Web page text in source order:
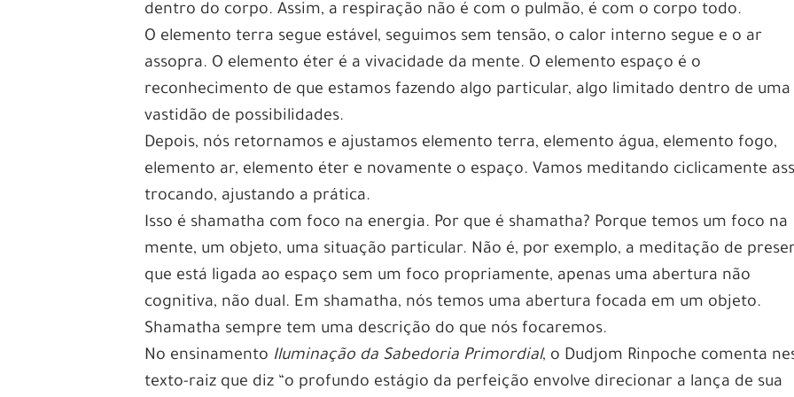
dentro do corpo. Assim, a respiração não é com o pulmão, é com o corpo todo.
O elemento terra segue estável, seguimos sem tensão, o calor interno segue e o ar
assopra. O elemento éter é a vivacidade da mente. O elemento espaço é o
reconhecimento de que estamos fazendo algo particular, algo limitado dentro de uma
vastidão de possibilidades.
Depois, nós retornamos e ajustamos elemento terra, elemento água, elemento fogo,
elemento ar, elemento éter e novamente o espaço. Vamos meditando ciclicamente
trocando, ajustando a prática.
Isso é shamatha com foco na energia. Por que é shamatha? Porque temos um foco na
mente, um objeto, uma situação particular. Não é, por exemplo, a meditação de
que está ligada ao espaço sem um foco propriamente, apenas uma abertura não
cognitiva, não dual. Em shamatha, nós temos uma abertura focada em um objeto.
Shamatha sempre tem uma descrição do que nós focaremos.
No ensinamento Iluminação da Sabedoria Primordial, o Dudjom Rinpoche comenta
texto-raiz que diz “o profundo estágio da perfeição envolve direcionar a lança de sua